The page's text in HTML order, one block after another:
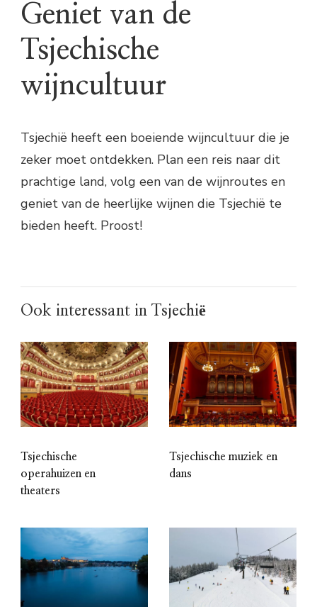
Geniet van de
Tsjechische
wijncultuur
Tsjechië heeft een boeiende wijncultuur die je
zeker moet ontdekken. Plan een reis naar dit
prachtige land, volg een van de wijnroutes en
geniet van de heerlijke wijnen die Tsjechië te
bieden heeft. Proost!
Ook interessant in Tsjechië
Tsjechische
operahuizen en
theaters
Tsjechische muziek en
dans